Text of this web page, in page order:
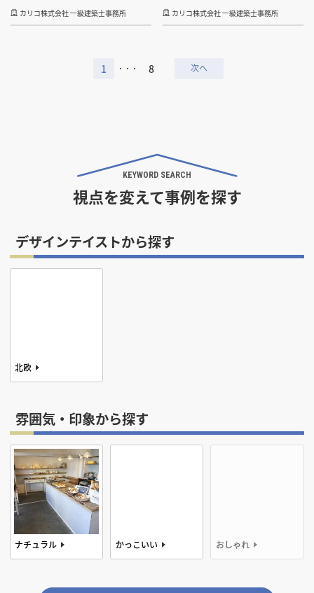
カリコ株式会社 一級建築士事務所
カリコ株式会社 一級建築士事務所
1 ・・・ 8
KEYWORD SEARCH
視点を変えて事例を探す
デザインテイストから探す
北欧
雰囲気・印象から探す
ナチュラル かっこいい おしゃれ